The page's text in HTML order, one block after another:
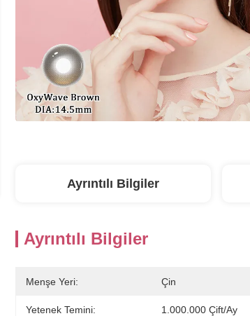
Ayrıntılı Bilgiler
Ayrıntılı Bilgiler
Menşe Yeri: Çin
Yetenek Temini: 1.000.000 Çift/ay